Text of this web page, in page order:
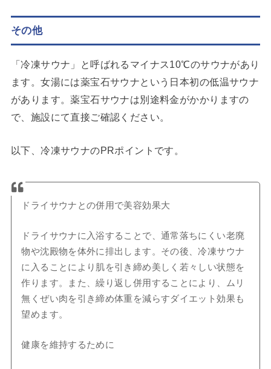
その他
「冷凍サウナ」と呼ばれるマイナス10℃のサウナがあり
ます。女湯には薬宝石サウナという日本初の低温サウナ
があります。薬宝石サウナは別途料金がかかりますの
で、施設にて直接ご確認ください。
以下、冷凍サウナのPRポイントです。
ドライサウナとの併用で美容効果大
ドライサウナに入浴することで、通常落ちにくい老廃
物や沈殿物を体外に排出します。その後、冷凍サウナ
に入ることにより肌を引き締め美しく若々しい状態を
作ります。また、繰り返し併用することにより、ムリ
無くぜい肉を引き締め体重を減らすダイエット効果も
望めます。
健康を維持するために